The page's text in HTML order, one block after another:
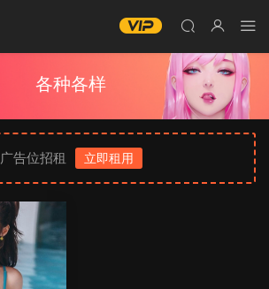
各种各样
广告位招租 立即租用